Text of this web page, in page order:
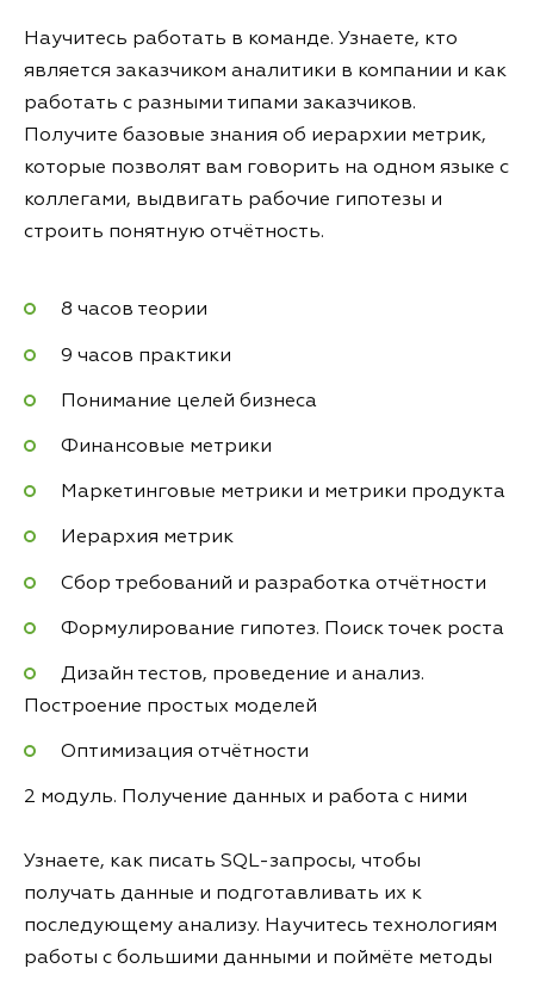
Научитесь работать в команде. Узнаете, кто
является заказчиком аналитики в компании и как
работать с разными типами заказчиков.
Получите базовые знания об иерархии метрик,
которые позволят вам говорить на одном языке с
коллегами, выдвигать рабочие гипотезы и
строить понятную отчётность.
8 часов теории
9 часов практики
Понимание целей бизнеса
Финансовые метрики
Маркетинговые метрики и метрики продукта
Иерархия метрик
Сбор требований и разработка отчётности
Формулирование гипотез. Поиск точек роста
Дизайн тестов, проведение и анализ.
Построение простых моделей
Оптимизация отчётности
2 модуль. Получение данных и работа с ними
Узнаете, как писать SQL-запросы, чтобы
получать данные и подготавливать их к
последующему анализу. Научитесь технологиям
работы с большими данными и поймёте методы